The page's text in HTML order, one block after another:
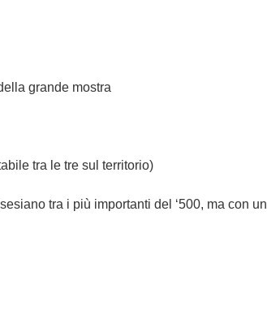
grande mostra
tra le tre sul territorio)
tra i più importanti del ‘500, ma con un